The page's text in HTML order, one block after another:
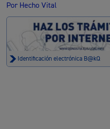
Padrón y
Por Hecho Vital
Identificación electrónica B@kQ